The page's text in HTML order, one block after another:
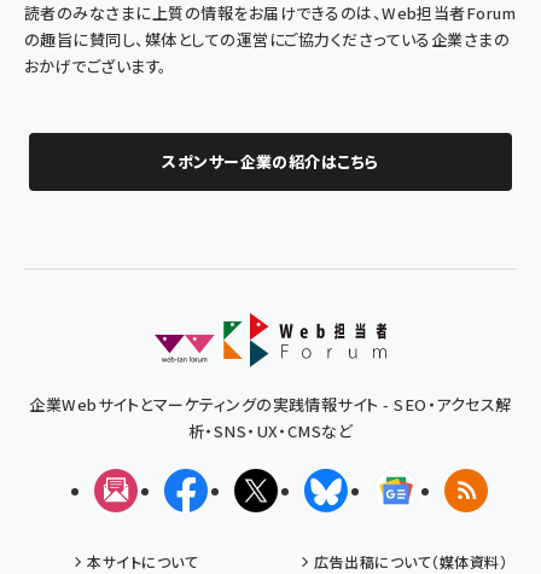
読者のみなさまに上質の情報をお届けできるのは、Web担当者Forum
の趣旨に賛同し、媒体としての運営にご協力くださっている企業さまの
おかげでございます。
スポンサー企業の紹介はこちら
企業Webサイトとマーケティングの実践情報サイト - SEO・アクセス解
析・SNS・UX・CMSなど
メルマガFacebookX(エックス)BlueskyGoogleニュ
RSS
本サイトについて
広告出稿について（媒体資料）